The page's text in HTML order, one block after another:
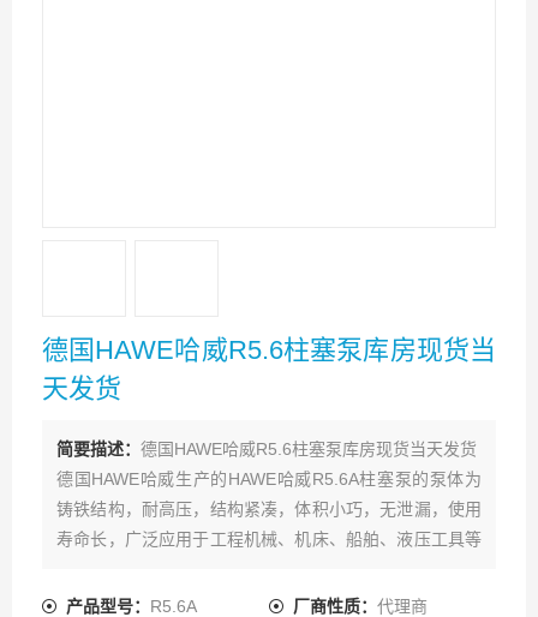
德国HAWE哈威R5.6柱塞泵库房现货当
天发货
简要描述： 德国HAWE哈威R5.6柱塞泵库房现货当天发货
德国HAWE哈威生产的HAWE哈威R5.6A柱塞泵的泵体为
铸铁结构，耐高压，结构紧凑，体积小巧，无泄漏，使用
寿命长，广泛应用于工程机械、机床、船舶、液压工具等
产品型号： R5.6A 厂商性质： 代理商